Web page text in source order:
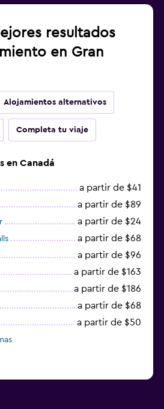
resultados
en Gran
Alojamientos alternativos
Completa tu viaje
en Canadá
a partir de $41
a partir de $89
a partir de $24
a partir de $68
a partir de $96
a partir de $163
a partir de $186
a partir de $68
a partir de $50